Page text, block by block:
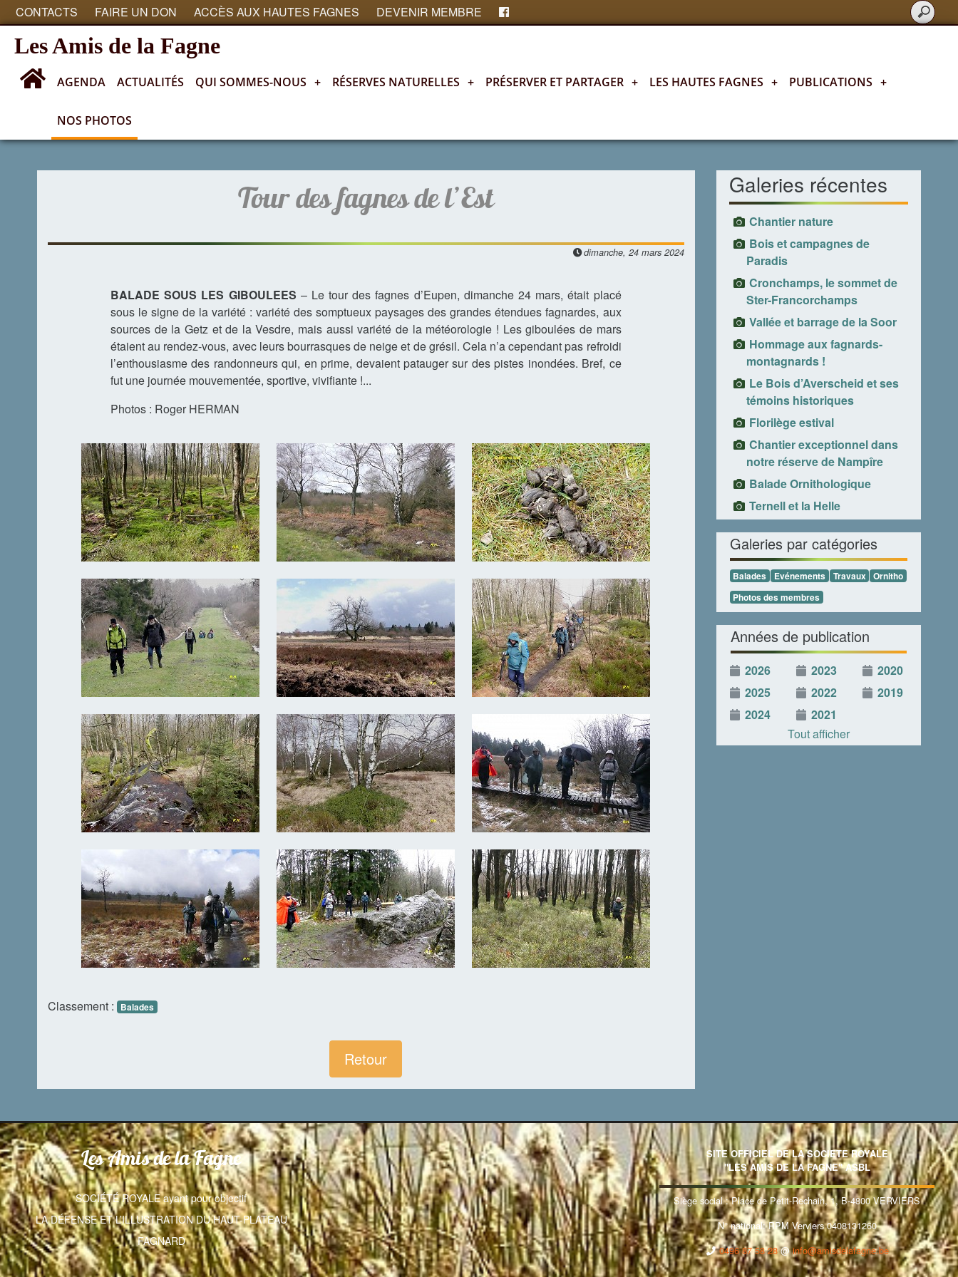
CONTACTS FAIRE UN DON ACCÈS AUX HAUTES FAGNES DEVENIR MEMBRE
Les Amis de la Fagne
AGENDA ACTUALITÉS QUI SOMMES-NOUS + RÉSERVES NATURELLES + PRÉSERVER ET PARTAGER + LES HAUTES FAGNES + PUBLICATIONS +
NOS PHOTOS
Nos photos
Tour des fagnes de l’Est
dimanche, 24 mars 2024
BALADE SOUS LES GIBOULEES – Le tour des fagnes d’Eupen, dimanche 24 mars, était placé
sous le signe de la variété : variété des somptueux paysages des grandes étendues fagnardes, aux
sources de la Getz et de la Vesdre, mais aussi variété de la météorologie ! Les giboulées de mars
étaient au rendez-vous, avec leurs bourrasques de neige et de grésil. Cela n’a cependant pas refroidi
l’enthousiasme des randonneurs qui, en prime, devaient patauger sur des pistes inondées. Bref, ce
fut une journée mouvementée, sportive, vivifiante !...
Photos : Roger HERMAN
Classement : Balades
Retour
Galeries récentes
Chantier nature
Bois et campagnes de
Paradis
Cronchamps, le sommet de
Ster-Francorchamps
Vallée et barrage de la Soor
Hommage aux fagnards-
montagnards !
Le Bois d’Averscheid et ses
témoins historiques
Florilège estival
Chantier exceptionnel dans
notre réserve de Nampîre
Balade Ornithologique
Ternell et la Helle
Galeries par catégories
Balades Evénements Travaux Ornitho
Photos des membres
Années de publication
2026
2025
2024
2023
2022
2021
2020
2019
Tout afficher
Les Amis de la Fagne
SOCIÉTÉ ROYALE ayant pour objectif
LA DÉFENSE ET L’ILLUSTRATION DU HAUT-PLATEAU
FAGNARD
SITE OFFICIEL DE LA SOCIETE ROYALE
"LES AMIS DE LA FAGNE" ASBL
Siège social : Place de Petit-Rechain, 1, B-4800 VERVIERS
N° national: RPM Verviers 0408131260
0496 87 58 28 @ info@amisdelafagne.be